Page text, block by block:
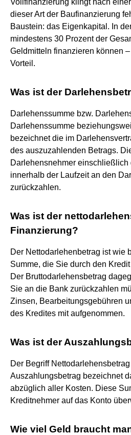
dieser Art der Baufinanzierung
Baustein: das Eigenkapital. In
mindestens 30 Prozent der
Geldmitteln finanzieren können
Vorteil.
Was ist der
Darlehenssumme bzw.
Darlehenssumme
bezeichnet die im
des auszuzahlenden Betrags.
Darlehensnehmer einschließlich
innerhalb der Laufzeit an den
zurückzahlen.
Was ist der
Finanzierung?
Der Nettodarlehenbetrag ist wie
Summe, die Sie durch den
Der Bruttodarlehensbetrag
Sie an die Bank zurückzahlen
Zinsen, Bearbeitungsgebühren
des Kredites mit aufgenommen.
Was ist der
Der Begriff
Auszahlungsbetrag bezeichnet
abzüglich aller Kosten. Diese
Kreditnehmer auf das Konto
Wie viel Geld braucht